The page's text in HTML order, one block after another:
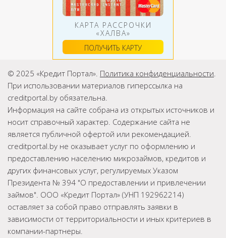
КАРТА РАССРОЧКИ
«ХАЛВА»
ПОЛУЧИТЬ КАРТУ
© 2025 «Кредит Портал». Политика конфиденциальности.
При использовании материалов гиперссылка на
creditportal.by обязательна.
Информация на сайте собрана из открытых источников и
носит справочный характер. Содержание сайта не
является публичной офертой или рекомендацией.
creditportal.by не оказывает услуг по оформлению и
предоставлению населению микрозаймов, кредитов и
других финансовых услуг, регулируемых Указом
Президента № 394 "О предоставлении и привлечении
займов". ООО «Кредит Портал» (УНП 192962214)
оставляет за собой право отправлять заявки в
зависимости от территориальности и иных критериев в
компании-партнеры.